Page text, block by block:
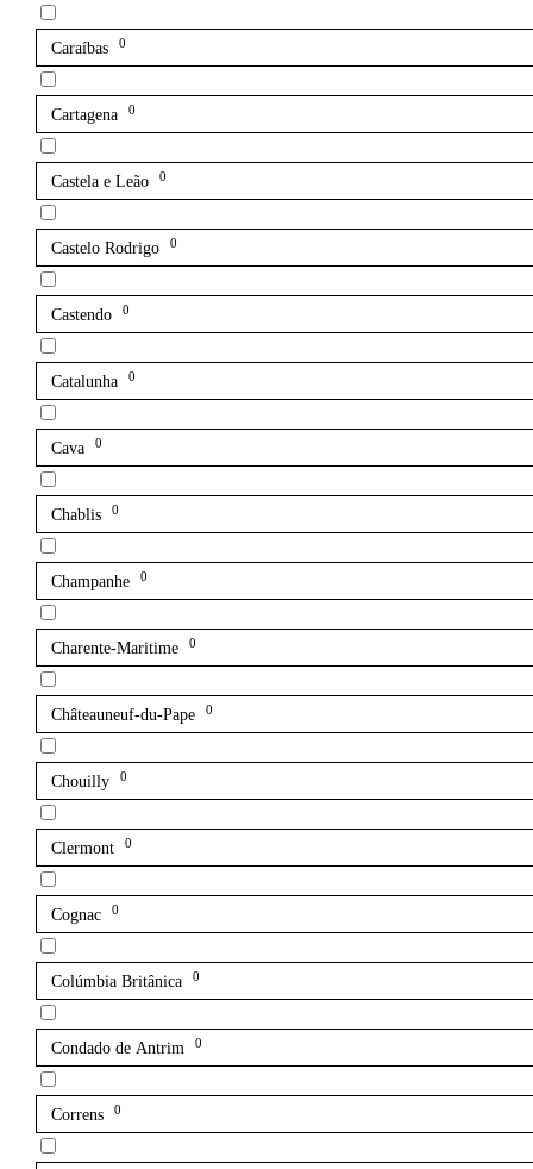
Caraíbas 0
Cartagena 0
Castela e Leão 0
Castelo Rodrigo 0
Castendo 0
Catalunha 0
Cava 0
Chablis 0
Champanhe 0
Charente-Maritime 0
Châteauneuf-du-Pape 0
Chouilly 0
Clermont 0
Cognac 0
Colúmbia Britânica 0
Condado de Antrim 0
Correns 0